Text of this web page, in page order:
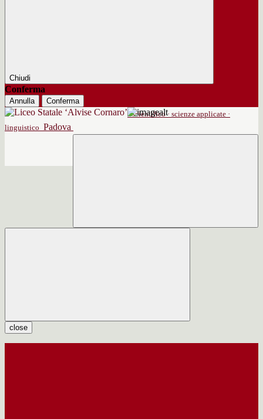
Chiudi
Conferma
Annulla
Conferma
scientifico · scienze applicate ·
linguistico Padova
close